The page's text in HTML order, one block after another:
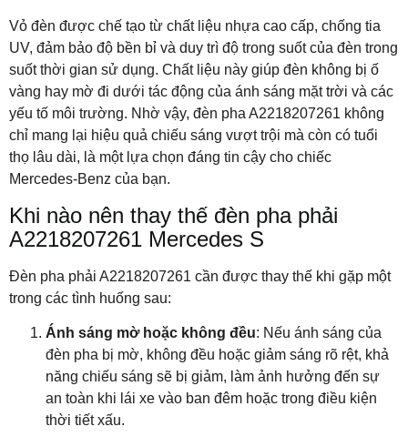
Vỏ đèn được chế tạo từ chất liệu nhựa cao cấp, chống tia
UV, đảm bảo độ bền bỉ và duy trì độ trong suốt của đèn trong
suốt thời gian sử dụng. Chất liệu này giúp đèn không bị ố
vàng hay mờ đi dưới tác động của ánh sáng mặt trời và các
yếu tố môi trường. Nhờ vậy, đèn pha A2218207261 không
chỉ mang lại hiệu quả chiếu sáng vượt trội mà còn có tuổi
thọ lâu dài, là một lựa chọn đáng tin cậy cho chiếc
Mercedes-Benz của bạn.
Khi nào nên thay thế đèn pha phải
A2218207261 Mercedes S
Đèn pha phải A2218207261 cần được thay thế khi gặp một
trong các tình huống sau:
Ánh sáng mờ hoặc không đều: Nếu ánh sáng của
đèn pha bị mờ, không đều hoặc giảm sáng rõ rệt, khả
năng chiếu sáng sẽ bị giảm, làm ảnh hưởng đến sự
an toàn khi lái xe vào ban đêm hoặc trong điều kiện
thời tiết xấu.